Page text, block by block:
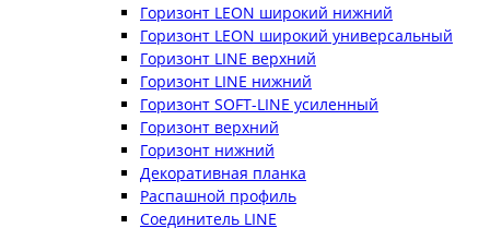
Горизонт LEON широкий нижний
Горизонт LEON широкий универсальный
Горизонт LINE верхний
Горизонт LINE нижний
Горизонт SOFT-LINE усиленный
Горизонт верхний
Горизонт нижний
Декоративная планка
Распашной профиль
Соединитель LINE